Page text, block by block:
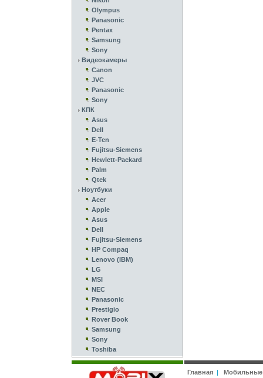
Olympus
Panasonic
Pentax
Samsung
Sony
Видеокамеры
Canon
JVC
Panasonic
Sony
КПК
Asus
Dell
E-Ten
Fujitsu-Siemens
Hewlett-Packard
Palm
Qtek
Ноутбуки
Acer
Apple
Asus
Dell
Fujitsu-Siemens
HP Compaq
Lenovo (IBM)
LG
MSI
NEC
Panasonic
Prestigio
Rover Book
Samsung
Sony
Toshiba
Главная|